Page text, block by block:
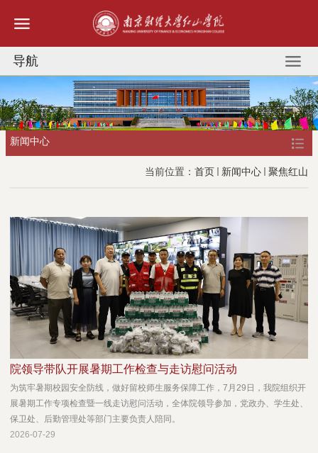
导航
新闻中心
当前位置： 首页 新闻中心 聚焦红山
院领导带队开展暑期工作检查与走访慰问活动
为筑牢暑期校园安全防线，做好留校师生服务保障工作，7月29日，我院组织开
展暑期工作专项检查暨一线走访慰问活动，全体院领导参加，党政办、学生处、
保卫处、后勤管理处等部门主要负责人陪同。
2026-07-29